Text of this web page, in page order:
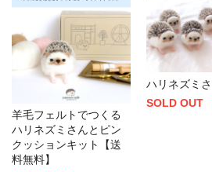
羊毛フェルトでつくる
ハリネズミさんとピン
クッションキット【送
料無料】
ハリネズミ
SOLD OUT